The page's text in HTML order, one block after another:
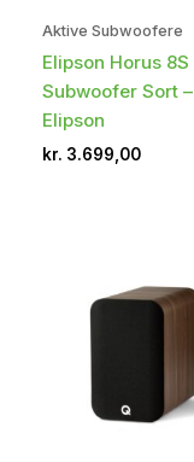
Aktive Subwoofere
Elipson Horus 8S
Subwoofer Sort –
Elipson
kr. 3.699,00